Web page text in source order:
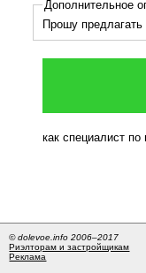
Прошу
как специалист
© dolevoe.info 2006–2017
Риэлторам и застройщикам
Реклама